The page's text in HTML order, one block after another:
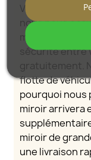
Vous n’avez
nous nous
miroir que
sécurité entre
gratuitement.
flotte de
pourquoi nous
miroir arrivera
miroir de
une livraison